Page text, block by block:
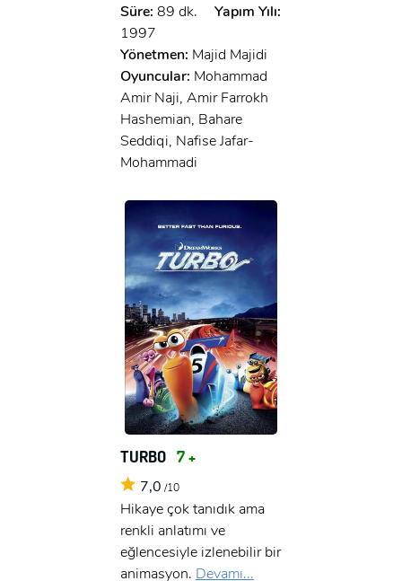
Süre: 89 dk.
Yapım Yılı:
1997
Yönetmen: Majid Majidi
Oyuncular: Mohammad
Amir Naji, Amir Farrokh
Hashemian, Bahare
Seddiqi, Nafise Jafar-
Mohammadi
TURBO 7 +
7,0 /10
Hikaye çok tanıdık ama
renkli anlatımı ve
eğlencesiyle izlenebilir bir
animasyon. Devamı...